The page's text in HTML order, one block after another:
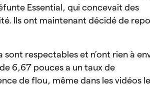
Essential, qui concevait des
Ils ont maintenant décidé de
respectables et n’ont rien à
6,67 pouces a un taux de
de flou, même dans les vidéos